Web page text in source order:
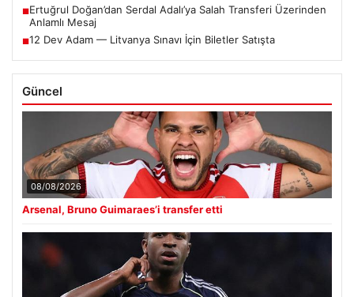
■Ertuğrul Doğan’dan Serdal Adalı’ya Salah Transferi Üzerinden
Anlamlı Mesaj
■12 Dev Adam — Litvanya Sınavı İçin Biletler Satışta
Güncel
08/08/2026
Arsenal, Bruno Guimaraes’i transfer etti